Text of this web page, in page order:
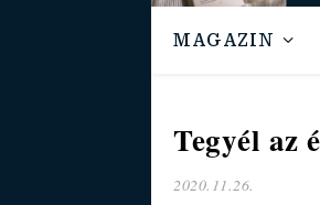
MAGAZIN
Tegyél az
2020.11.26.